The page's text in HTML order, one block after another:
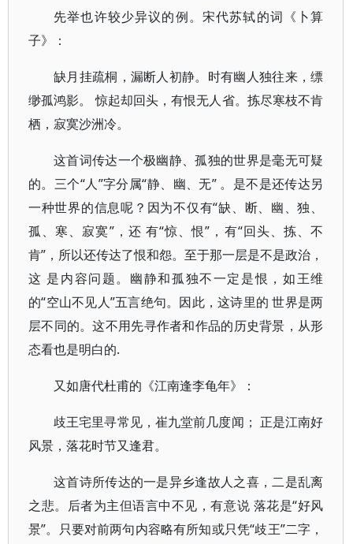
先举也许较少异议的例。宋代苏轼的词《卜算
子》：
缺月挂疏桐，漏断人初静。时有幽人独往来，缥
缈孤鸿影。 惊起却回头，有恨无人省。拣尽寒枝不肯
栖，寂寞沙洲冷。
这首词传达一个极幽静、孤独的世界是毫无可疑
的。三个“人”字分属“静、幽、无” 。是不是还传达另
一种世界的信息呢？因为不仅有“缺、断、幽、独、
孤、寒、寂寞”，还 有“惊、恨”，有“回头、拣、不
肯”，所以还传达了恨和怨。至于那一层是不是政治，
这 是内容问题。幽静和孤独不一定是恨，如王维
的“空山不见人”五言绝句。因此，这诗里的 世界是两
层不同的。这不用先寻作者和作品的历史背景，从形
态看也是明白的.
又如唐代杜甫的《江南逢李龟年》：
歧王宅里寻常见，崔九堂前几度闻； 正是江南好
风景，落花时节又逢君。
这首诗所传达的一是异乡逢故人之喜，二是乱离
之悲。后者为主但语言中不见，有意说 落花是“好风
景”。只要对前两句内容略有所知或只凭“歧王”二字，